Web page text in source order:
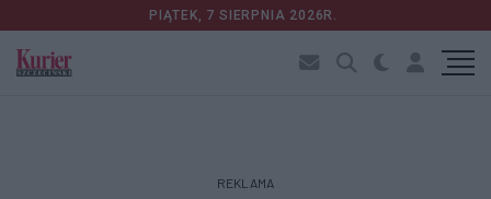
PIĄTEK, 7 SIERPNIA 2026R.
REKLAMA